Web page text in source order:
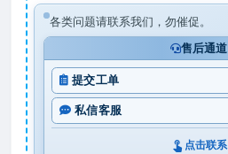
各类问题请联系我们，勿催促。
售后通道
提交工单
私信客服
点击联系